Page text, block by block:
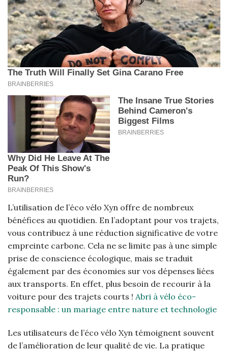
L’utilisation de l’éco vélo Xyn offre de nombreux
bénéfices au quotidien. En l’adoptant pour vos trajets,
vous contribuez à une réduction significative de votre
empreinte carbone. Cela ne se limite pas à une simple
prise de conscience écologique, mais se traduit
également par des économies sur vos dépenses liées
aux transports. En effet, plus besoin de recourir à la
voiture pour des trajets courts ! Abri à vélo éco-
responsable : un mariage entre nature et technologie
Les utilisateurs de l’éco vélo Xyn témoignent souvent
de l’amélioration de leur qualité de vie. La pratique